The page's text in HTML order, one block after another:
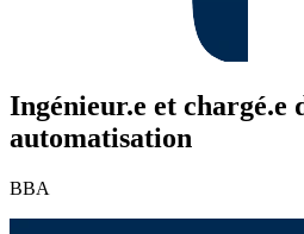
Ingénieur.e et chargé.e
automatisation
BBA